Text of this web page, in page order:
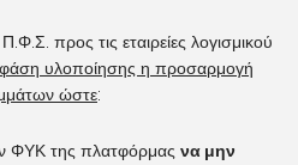
προς τις εταιρείες λογισμικού
φάση υλοποίησης η προσαρμογή
ώστε:
ΦΥΚ της πλατφόρμας να μην